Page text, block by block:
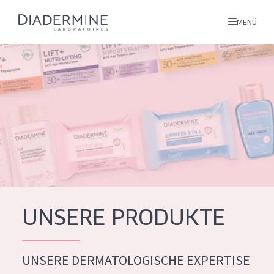
PRODUKTTYP
ALLE PRODUKTE
Alle produkte
MENÜ
inhaltsstoffe
Über uns
Inspiration
Kontakt
French
UNSERE PRODUKTE
UNSERE DERMATOLOGISCHE EXPERTISE